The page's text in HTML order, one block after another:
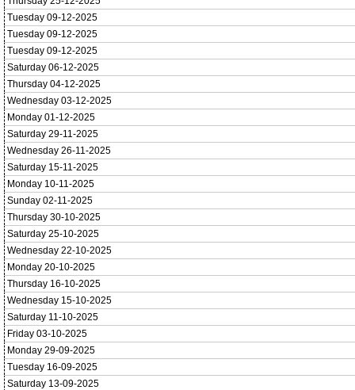
Tuesday 09-12-2025
Tuesday 09-12-2025
Tuesday 09-12-2025
Saturday 06-12-2025
Thursday 04-12-2025
Wednesday 03-12-2025
Monday 01-12-2025
Saturday 29-11-2025
Wednesday 26-11-2025
Saturday 15-11-2025
Monday 10-11-2025
Sunday 02-11-2025
Thursday 30-10-2025
Saturday 25-10-2025
Wednesday 22-10-2025
Monday 20-10-2025
Thursday 16-10-2025
Wednesday 15-10-2025
Saturday 11-10-2025
Friday 03-10-2025
Monday 29-09-2025
Tuesday 16-09-2025
Saturday 13-09-2025